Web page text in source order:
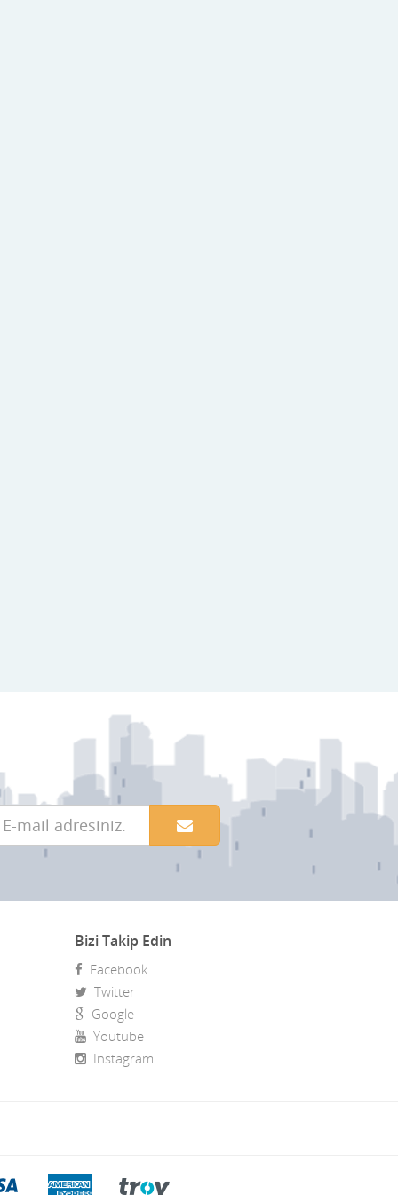
Bizi Takip Edin
Facebook
Twitter
Google
Youtube
Instagram